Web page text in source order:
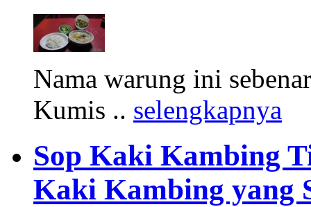
Nama warung ini
Kumis .. selengkapnya
Sop Kaki Kambing
Kaki Kambing yang